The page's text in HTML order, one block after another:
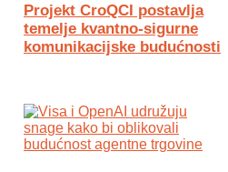
Projekt CroQCI postavlja
temelje kvantno-sigurne
komunikacijske budućnosti